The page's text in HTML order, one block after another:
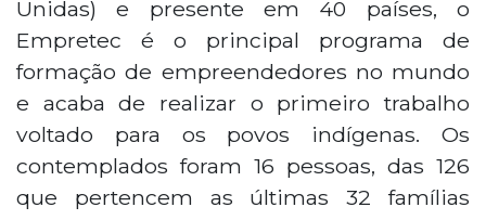
Unidas) e presente em 40 países, o
Empretec é o principal programa de
formação de empreendedores no mundo
e acaba de realizar o primeiro trabalho
voltado para os povos indígenas. Os
contemplados foram 16 pessoas, das 126
que pertencem as últimas 32 famílias